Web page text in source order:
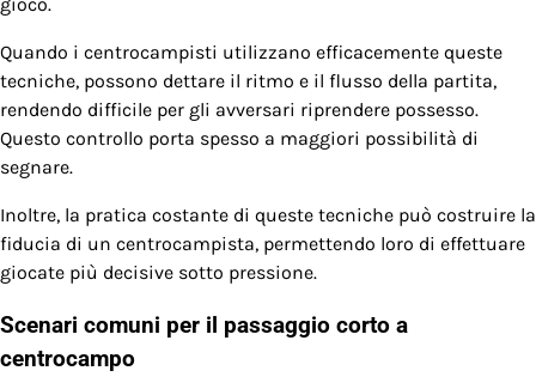
Quando i centrocampisti utilizzano efficacemente queste
tecniche, possono dettare il ritmo e il flusso della partita,
rendendo difficile per gli avversari riprendere possesso.
Questo controllo porta spesso a maggiori possibilità di
segnare.
Inoltre, la pratica costante di queste tecniche può costruire la
fiducia di un centrocampista, permettendo loro di effettuare
giocate più decisive sotto pressione.
Scenari comuni per il passaggio corto a
centrocampo